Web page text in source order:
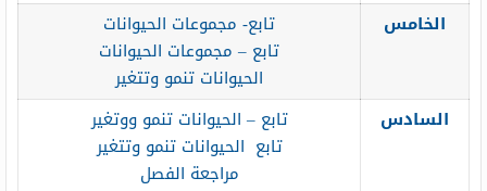
الخامس
تابع- مجموعات الحيوانات
تابع – مجموعات الحيوانات
الحيوانات تنمو وتتغير
السادس
تابع – الحيوانات تنمو ووتغير
تابع الحيوانات تنمو وتتغير
مراجعة الفصل